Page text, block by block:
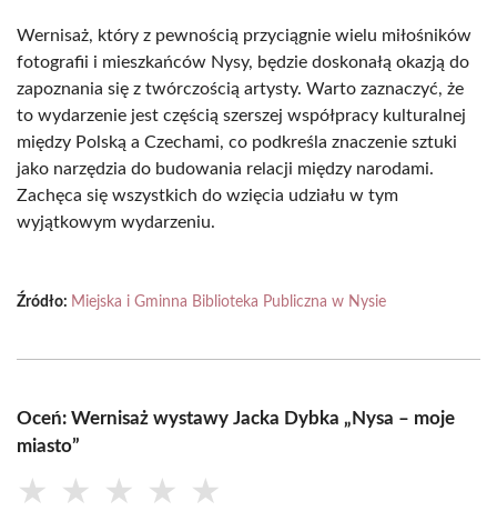
Wernisaż, który z pewnością przyciągnie wielu miłośników
fotografii i mieszkańców Nysy, będzie doskonałą okazją do
zapoznania się z twórczością artysty. Warto zaznaczyć, że
to wydarzenie jest częścią szerszej współpracy kulturalnej
między Polską a Czechami, co podkreśla znaczenie sztuki
jako narzędzia do budowania relacji między narodami.
Zachęca się wszystkich do wzięcia udziału w tym
wyjątkowym wydarzeniu.
Źródło: Miejska i Gminna Biblioteka Publiczna w Nysie
Oceń: Wernisaż wystawy Jacka Dybka „Nysa – moje
miasto”
★ ★ ★ ★ ★